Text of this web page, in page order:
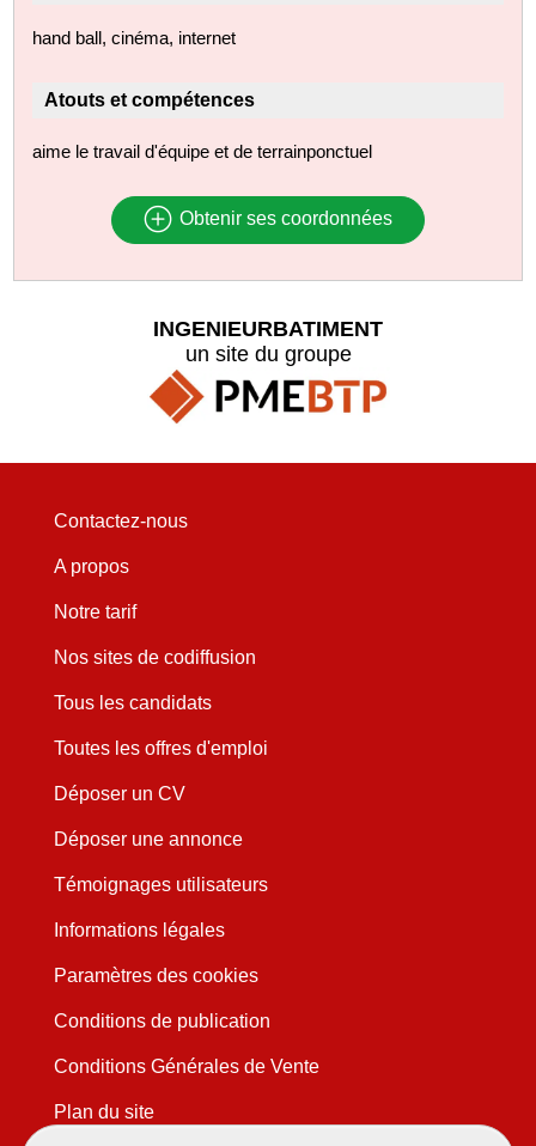
hand ball, cinéma, internet
Atouts et compétences
aime le travail d'équipe et de terrainponctuel
Obtenir ses coordonnées
INGENIEURBATIMENT
un site du groupe
Contactez-nous
A propos
Notre tarif
Nos sites de codiffusion
Tous les candidats
Toutes les offres d'emploi
Déposer un CV
Déposer une annonce
Témoignages utilisateurs
Informations légales
Paramètres des cookies
Conditions de publication
Conditions Générales de Vente
Plan du site